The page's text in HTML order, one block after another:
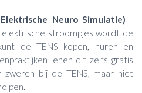
Neuro Simulatie) -
stroompjes wordt de
de TENS kopen, huren en
lenen dit zelfs gratis
zweren bij de TENS, maar niet